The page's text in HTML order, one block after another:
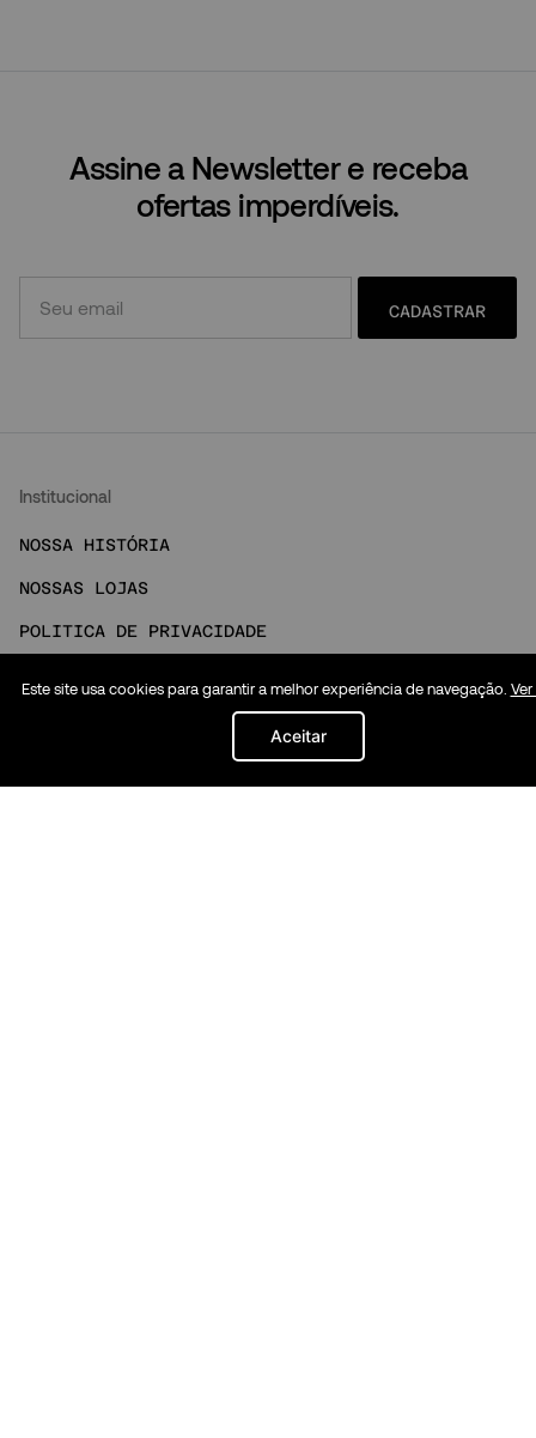
Assine a Newsletter e receba
ofertas imperdíveis.
CADASTRAR
Institucional
NOSSA HISTÓRIA
NOSSAS LOJAS
POLITICA DE PRIVACIDADE
Este site usa cookies para garantir a melhor experiência de navegação.
Aceitar